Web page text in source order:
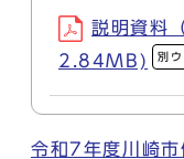
説明資料
2.84MB)
別
令和7年度川崎市